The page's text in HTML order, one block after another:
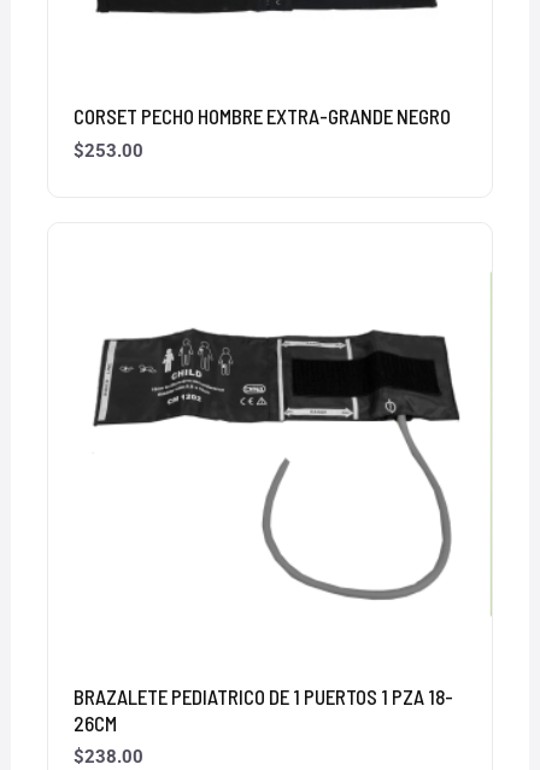
CORSET PECHO HOMBRE EXTRA-GRANDE NEGRO
$253.00
BRAZALETE PEDIATRICO DE 1 PUERTOS 1 PZA 18-
26CM
$238.00